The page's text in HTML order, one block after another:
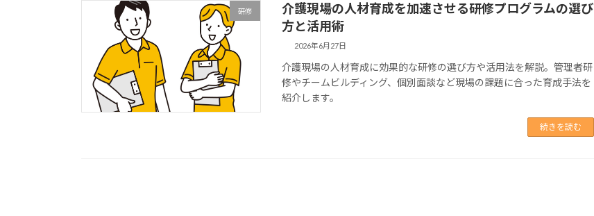
研修
介護現場の人材育成を加速させる研修プログラムの選び
方と活用術
2026年6月27日
介護現場の人材育成に効果的な研修の選び方や活用法を解説。管理者研
修やチームビルディング、個別面談など現場の課題に合った育成手法を
紹介します。
続きを読む